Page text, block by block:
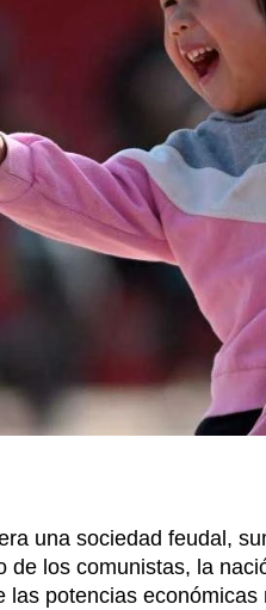
una sociedad feudal,
los comunistas, la
potencias económicas